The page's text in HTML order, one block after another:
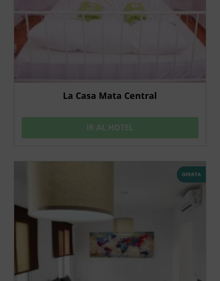
La Casa Mata Central
IR AL HOTEL
OFERTA